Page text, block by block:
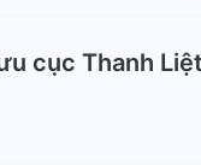
cục Thanh